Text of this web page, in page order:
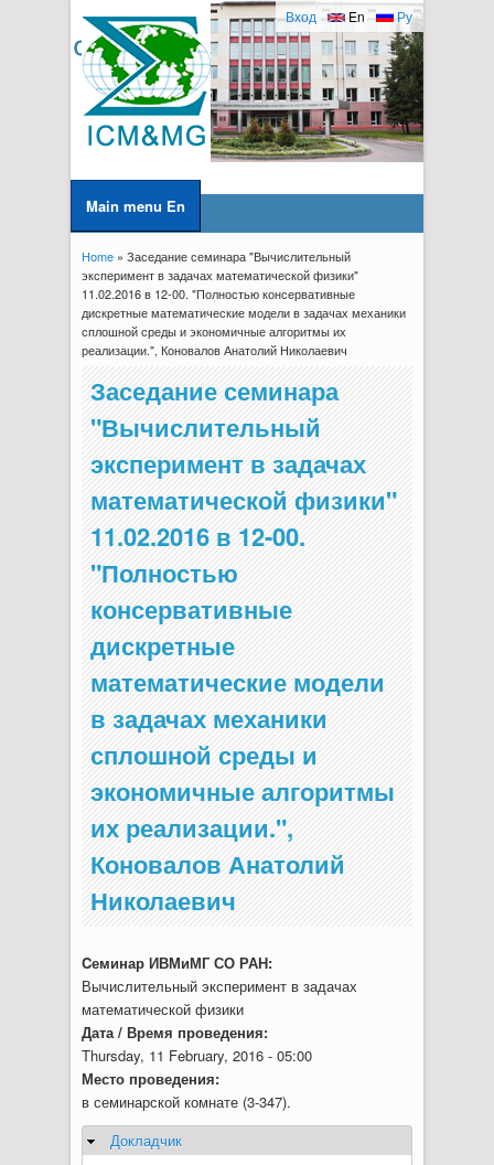
Ру
En
Вход
Main menu En
You are here
Home» Заседание семинара "Вычислительный
эксперимент в задачах математической физики"
11.02.2016 в 12-00. "Полностью консервативные
дискретные математические модели в задачах механики
сплошной среды и экономичные алгоритмы их
реализации.", Коновалов Анатолий Николаевич
Заседание семинара
"Вычислительный
эксперимент в задачах
математической физики"
11.02.2016 в 12-00.
"Полностью
консервативные
дискретные
математические модели
в задачах механики
сплошной среды и
экономичные алгоритмы
их реализации.",
Коновалов Анатолий
Николаевич
Cеминар ИВМиМГ СО РАН:
Вычислительный эксперимент в задачах
математической физики
Дата / Время проведения:
Thursday, 11 February, 2016 - 05:00
Место проведения:
в семинарской комнате (3-347).
Hide
Докладчик